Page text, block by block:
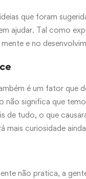
que foram
ajudar. Tal como
e no
é um fator que
significa que
tudo, o que
mais curiosidade
não pratica, a